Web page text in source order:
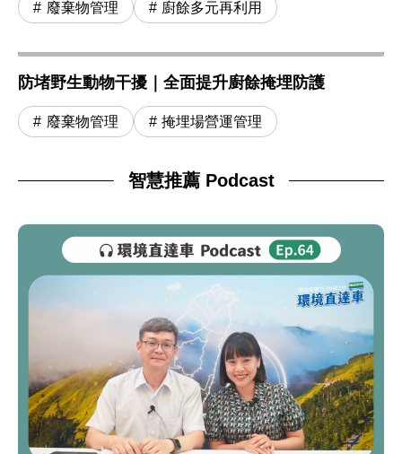
廢棄物管理 廚餘多元再利用
防堵野生動物干擾｜全面提升廚餘掩埋防護
廢棄物管理 掩埋場營運管理
智慧推薦 Podcast